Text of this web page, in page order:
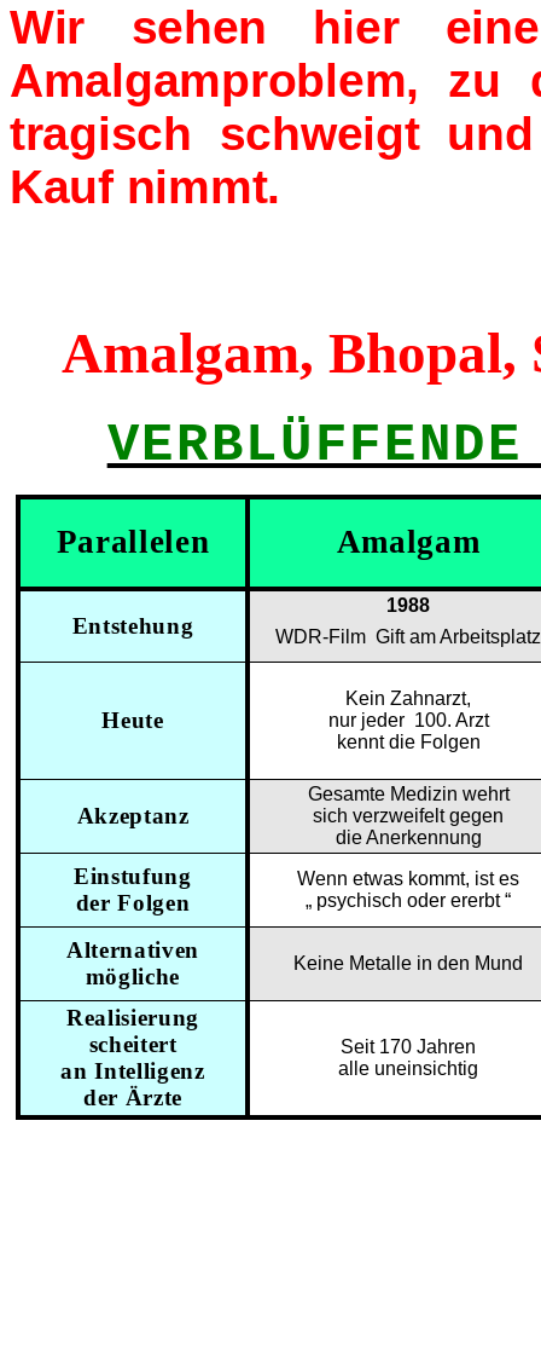
Wir sehen hier
Amalgamproblem, zu
tragisch schweigt
Kauf nimmt.
Amalgam, Bhopal,
Parallelen Amalgam
Entstehung
1988
WDR-Film Gift am Arbeitsplatz
Heute
Kein Zahnarzt,
nur jeder 100. Arzt
kennt die Folgen
Akzeptanz
Gesamte Medizin wehrt
sich verzweifelt gegen
die Anerkennung
Einstufung
der Folgen
Wenn etwas kommt, ist es
„ psychisch oder ererbt “
Alternativen
mögliche
Keine Metalle in den Mund
Realisierung
scheitert
an Intelligenz
der Ärzte
Seit 170 Jahren
alle uneinsichtig